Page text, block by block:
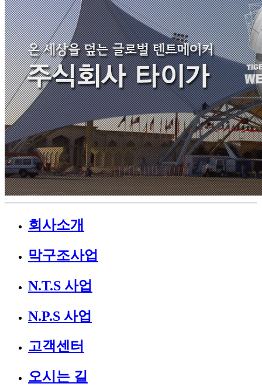
회사소개
막구조사업
N.T.S 사업
N.P.S 사업
고객센터
오시는 길